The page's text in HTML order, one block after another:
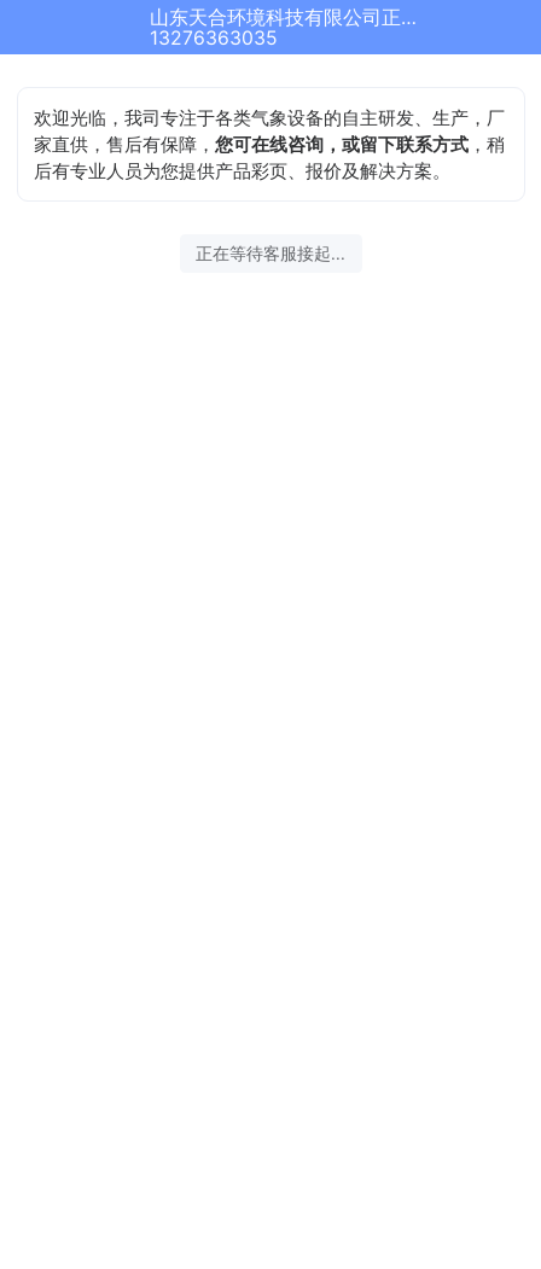
山东天合环境科技有限公司正在为您服务
13276363035
欢迎光临，我司专注于各类气象设备的自主研发、生产，厂
家直供，售后有保障，您可在线咨询，或留下联系方式 ，稍
后有专业人员为您提供产品彩页、报价及解决方案。
2026-08-07 22:45:47 开始沟通